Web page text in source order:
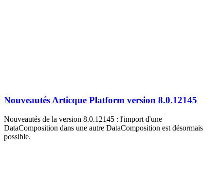
Nouveautés Articque Platform version 8.0.12145
Nouveautés de la version 8.0.12145 : l'import d'une
DataComposition dans une autre DataComposition est désormais
possible.